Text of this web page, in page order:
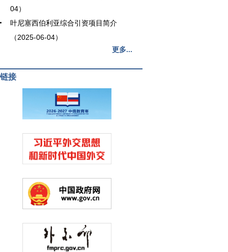
04）
叶尼塞西伯利亚综合引资项目简介
（2025-06-04）
更多...
链接